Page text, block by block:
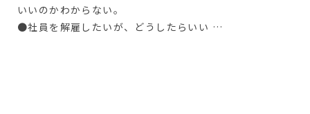
いいのかわからない。
●社員を解雇したいが、どうしたらいい …